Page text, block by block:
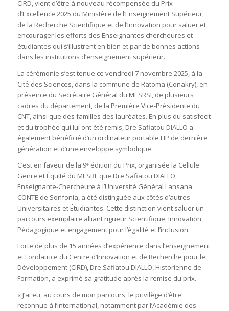
CIRD, vient d’être à nouveau récompensée du Prix
d’Excellence 2025 du Ministère de l’Enseignement Supérieur,
de la Recherche Scientifique et de l’Innovation pour saluer et
encourager les efforts des Enseignantes chercheures et
étudiantes qui s’illustrent en bien et par de bonnes actions
dans les institutions d’enseignement supérieur.
La cérémonie s’est tenue ce vendredi 7 novembre 2025, à la
Cité des Sciences, dans la commune de Ratoma (Conakry), en
présence du Secrétaire Général du MESRSI, de plusieurs
cadres du département, de la Première Vice-Présidente du
CNT, ainsi que des familles des lauréates. En plus du satisfecit
et du trophée qui lui ont été remis, Dre Safiatou DIALLO a
également bénéficié d’un ordinateur portable HP de dernière
génération et d’une enveloppe symbolique.
C’est en faveur de la 9ᵉ édition du Prix, organisée la Cellule
Genre et Équité du MESRI, que Dre Safiatou DIALLO,
Enseignante-Chercheure à l’Université Général Lansana
CONTE de Sonfonia, a été distinguée aux côtés d’autres
Universitaires et Étudiantes. Cette distinction vient saluer un
parcours exemplaire alliant rigueur Scientifique, Innovation
Pédagogique et engagement pour l’égalité et l’inclusion.
Forte de plus de 15 années d’expérience dans l’enseignement
et Fondatrice du Centre d’Innovation et de Recherche pour le
Développement (CIRD), Dre Safiatou DIALLO, Historienne de
Formation, a exprimé sa gratitude après la remise du prix.
« J’ai eu, au cours de mon parcours, le privilège d’être
reconnue à l’international, notamment par l’Académie des